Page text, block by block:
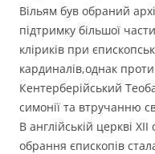
Вільям був обраний
підтримку більшої
кліриків при
кардиналів,однак
Кентерберійський
симонії та втручанню
В англійській церкві
обрання єпископів